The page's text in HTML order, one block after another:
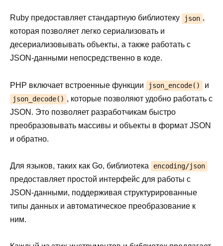
Ruby предоставляет стандартную библиотеку json ,
которая позволяет легко сериализовать и
десериализовывать объекты, а также работать с
JSON-данными непосредственно в коде.
PHP включает встроенные функции json_encode() и
json_decode() , которые позволяют удобно работать с
JSON. Это позволяет разработчикам быстро
преобразовывать массивы и объекты в формат JSON
и обратно.
Для языков, таких как Go, библиотека encoding/json
предоставляет простой интерфейс для работы с
JSON-данными, поддерживая структурированные
типы данных и автоматическое преобразование к
ним.